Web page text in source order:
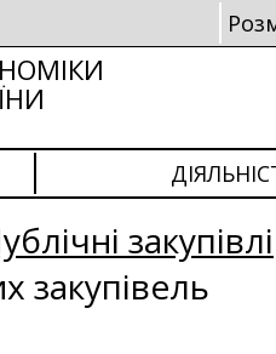
закупівлі
закупівель